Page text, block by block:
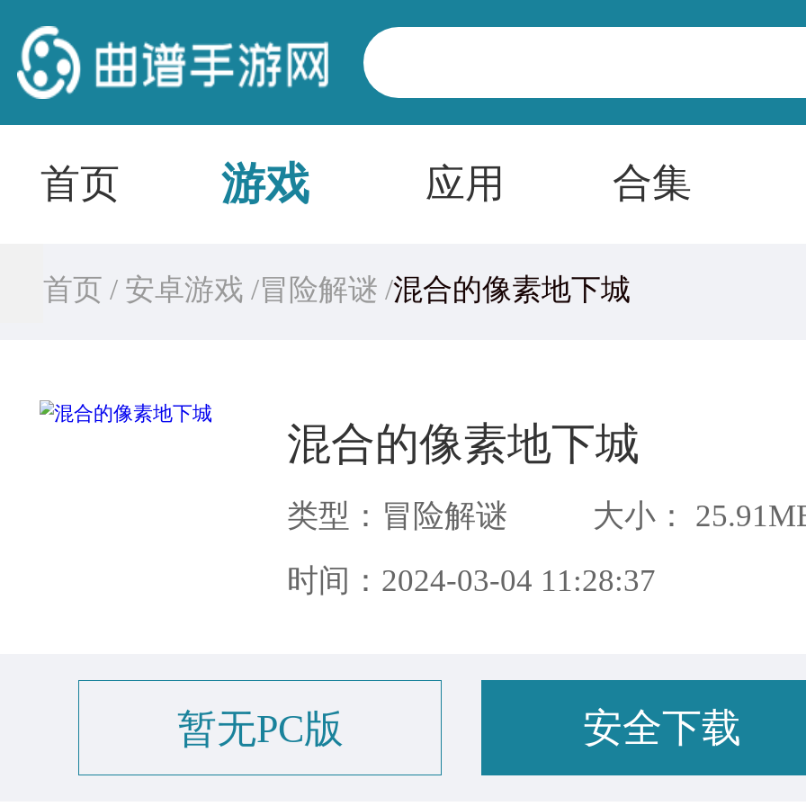
首页 游戏 应用 合集
首页 /安卓游戏 /冒险解谜 /混合的像素地下城
混合的像素地下城
类型：冒险解谜
大小：
时间：2024-03-04 11:28:37
暂无PC版 安全下载